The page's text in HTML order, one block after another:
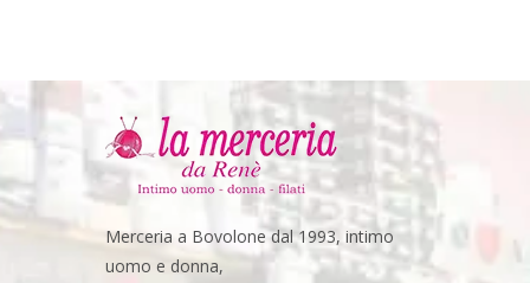
Merceria a Bovolone dal 1993, intimo
uomo e donna,